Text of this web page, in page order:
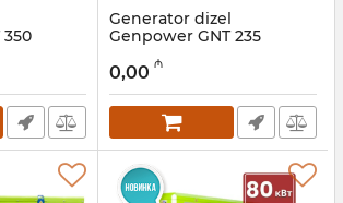
Generator dizel
Genpower GNT 235
009001016
0,00 ₼